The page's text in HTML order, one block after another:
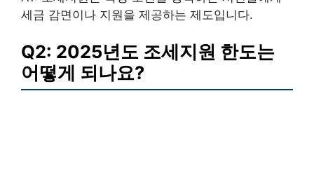
세금 감면이나 지원을 제공하는 제도입니다.
Q2: 2025년도 조세지원 한도는
어떻게 되나요?